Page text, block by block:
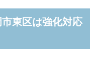
東区は強化対応